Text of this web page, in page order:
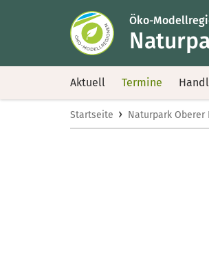
Öko-
Aktuell Termine
Startseite › Naturpark Oberer